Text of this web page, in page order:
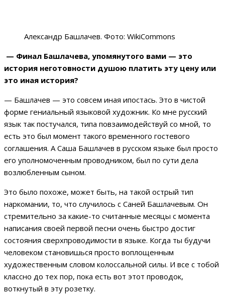
Александр Башлачев. Фото: WikiCommons
— Финал Башлачева, упомянутого вами — это
история неготовности душою платить эту цену или
это иная история?
— Башлачев — это совсем иная ипостась. Это в чистой
форме гениальный языковой художник. Ко мне русский
язык так постучался, типа повзаимодействуй со мной, то
есть это был момент такого временного гостевого
соглашения. А Саша Башлачев в русском языке был просто
его уполномоченным проводником, был по сути дела
возлюбленным сыном.
Это было похоже, может быть, на такой острый тип
наркомании, то, что случилось с Саней Башлачевым. Он
стремительно за какие-то считанные месяцы с момента
написания своей первой песни очень быстро достиг
состояния сверхпроводимости в языке. Когда ты будучи
человеком становишься просто воплощенным
художественным словом колоссальной силы. И все с тобой
классно до тех пор, пока есть вот этот проводок,
воткнутый в эту розетку.